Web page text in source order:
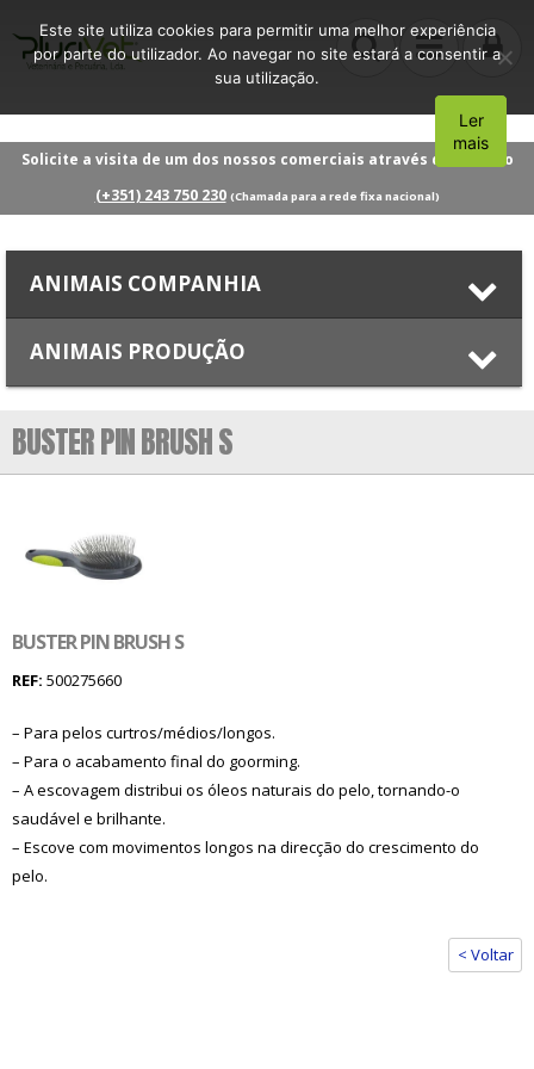
Solicite a visita de um dos nossos comerciais através do número
(+351) 243 750 230 (Chamada para a rede fixa nacional)
ANIMAIS COMPANHIA
ANIMAIS PRODUÇÃO
BUSTER PIN BRUSH S
BUSTER PIN BRUSH S
REF: 500275660
– Para pelos curtros/médios/longos.
– Para o acabamento final do goorming.
– A escovagem distribui os óleos naturais do pelo, tornando-o
saudável e brilhante.
– Escove com movimentos longos na direcção do crescimento do
pelo.
< Voltar
Este site utiliza cookies para permitir uma melhor experiência
por parte do utilizador. Ao navegar no site estará a consentir a
sua utilização.
Aceito
Ler
mais